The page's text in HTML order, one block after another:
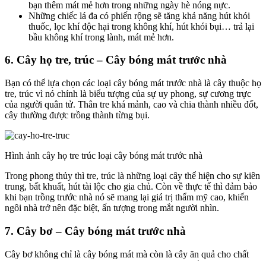
bạn thêm mát mẻ hơn trong những ngày hè nóng nực.
Những chiếc lá đa có phiến rộng sẽ tăng khả năng hút khói
thuốc, lọc khí độc hại trong không khí, hút khói bụi… trả lại
bầu không khí trong lành, mát mẻ hơn.
6. Cây họ tre, trúc – Cây bóng mát trước nhà
Bạn có thể lựa chọn các loại cây bóng mát trước nhà là cây thuộc họ
tre, trúc vì nó chính là biểu tượng của sự uy phong, sự cương trực
của người quân tử. Thân tre khá mảnh, cao và chia thành nhiều đốt,
cây thường được trồng thành từng bụi.
Hình ảnh cây họ tre trúc loại cây bóng mát trước nhà
Trong phong thủy thì tre, trúc là những loại cây thể hiện cho sự kiên
trung, bất khuất, hút tài lộc cho gia chủ. Còn về thực tế thì đảm bảo
khi bạn trồng trước nhà nó sẽ mang lại giá trị thẩm mỹ cao, khiến
ngôi nhà trở nên đặc biệt, ấn tượng trong mắt người nhìn.
7. Cây bơ – Cây bóng mát trước nhà
Cây bơ không chỉ là cây bóng mát mà còn là cây ăn quả cho chất